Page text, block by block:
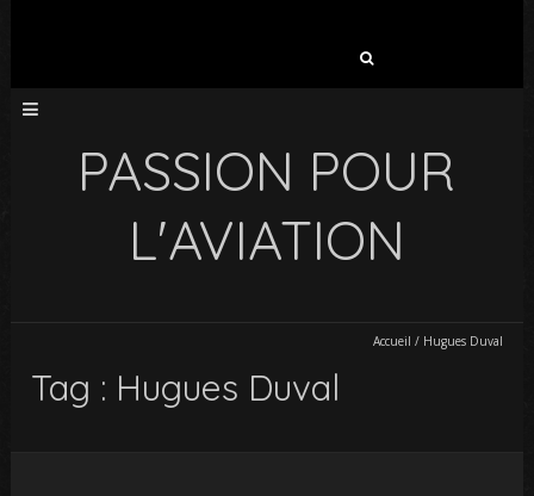
PASSION POUR
L'AVIATION
Accueil / Hugues Duval
Tag : Hugues Duval